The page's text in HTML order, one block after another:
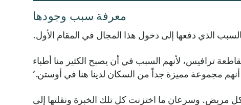
معرفة سبب وجودها
الذي دفعها إلى دخول هذا المجال في المقام الأول.
ترافيس، لأنهم السبب في أن يصبح الكثير منا أطباء
أنهم مجموعة مميزة جداً من السكان لدينا هنا في أوستن.’
مريض. وسرعان ما اختزنت كل تلك الخبرة ونقلتها إلى